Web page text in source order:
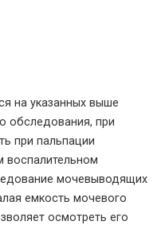
на указанных выше
обследования, при
при пальпации
воспалительном
мочевыводящих
емкость мочевого
осмотреть его